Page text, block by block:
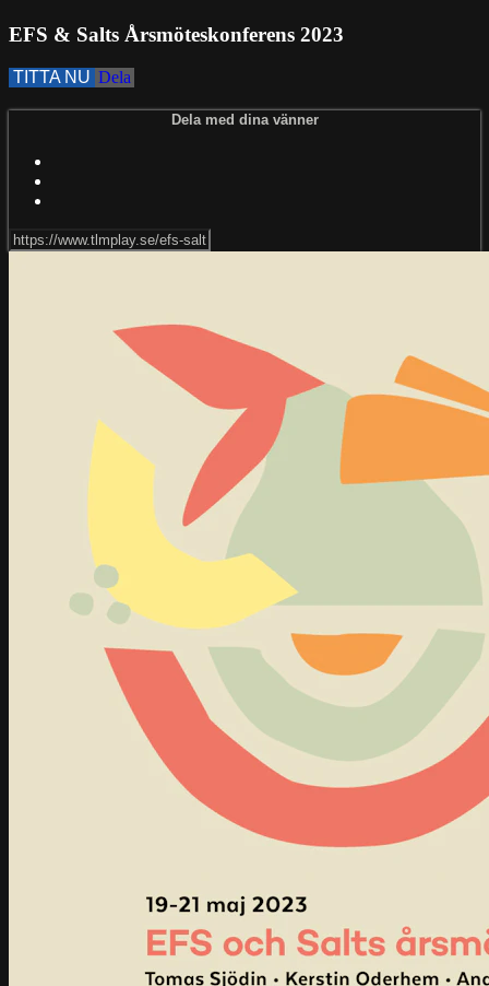
EFS & Salts Årsmöteskonferens 2023